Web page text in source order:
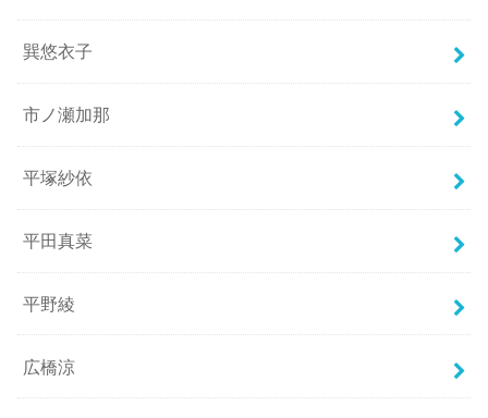
巽悠衣子
市ノ瀬加那
平塚紗依
平田真菜
平野綾
広橋涼